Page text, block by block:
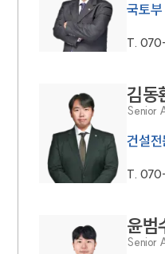
국토
T.
김동
Senior
건설
T.
윤범
Senior